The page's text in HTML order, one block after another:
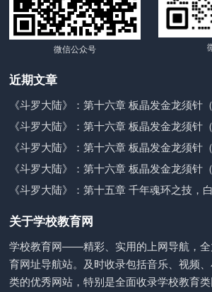
微信公众号
近期文章
《斗罗大陆》：第十六章 板晶发金龙须针（
《斗罗大陆》：第十六章 板晶发金龙须针（
《斗罗大陆》：第十六章 板晶发金龙须针（
《斗罗大陆》：第十六章 板晶发金龙须针（
《斗罗大陆》：第十五章 千年魂环之技，
关于学校教育网
学校教育网——精彩、实用的上网导航，全
育网址导航站。及时收录包括音乐、视频
类的优秀网站，特别是全面收录学校教育